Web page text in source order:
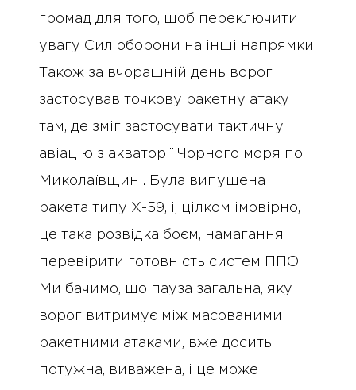
громад для того, щоб переключити
увагу Сил оборони на інші напрямки.
Також за вчорашній день ворог
застосував точкову ракетну атаку
там, де зміг застосувати тактичну
авіацію з акваторії Чорного моря по
Миколаївщині. Була випущена
ракета типу Х-59, і, цілком імовірно,
це така розвідка боєм, намагання
перевірити готовність систем ППО.
Ми бачимо, що пауза загальна, яку
ворог витримує між масованими
ракетними атаками, вже досить
потужна, виважена, і це може